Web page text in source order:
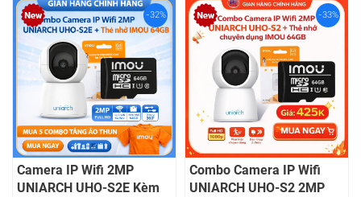
-32% -33%
Combo Camera IP Wifi
UNIARCH UHO-S2 2MP
Combo Camera Wifi
UNIARCH UHO-S1 +
Nhớ IMOU 64GB | Quan
Sát 24/7 | Chính Hãng
Đã bán
153